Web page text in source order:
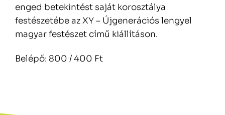
enged betekintést saját korosztálya
festészetébe az XY – Újgenerációs lengyel
magyar festészet című kiállításon.
Belépő: 800 / 400 Ft